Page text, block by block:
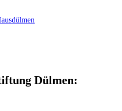
Dülmen: